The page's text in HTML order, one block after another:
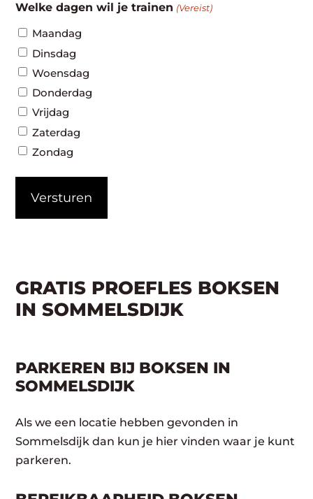
Welke dagen wil je trainen (Vereist)
Maandag
Dinsdag
Woensdag
Donderdag
Vrijdag
Zaterdag
Zondag
GRATIS PROEFLES BOKSEN
IN SOMMELSDIJK
PARKEREN BIJ BOKSEN IN
SOMMELSDIJK
Als we een locatie hebben gevonden in
Sommelsdijk dan kun je hier vinden waar je kunt
parkeren.